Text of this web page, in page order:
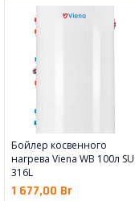
Бойлер косвенного
нагрева Viena WB 100л
316L
1 677,00 Br